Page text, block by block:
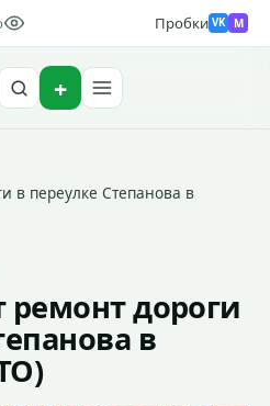
Пробки VK M
в переулке Степанова в
ремонт дороги
в